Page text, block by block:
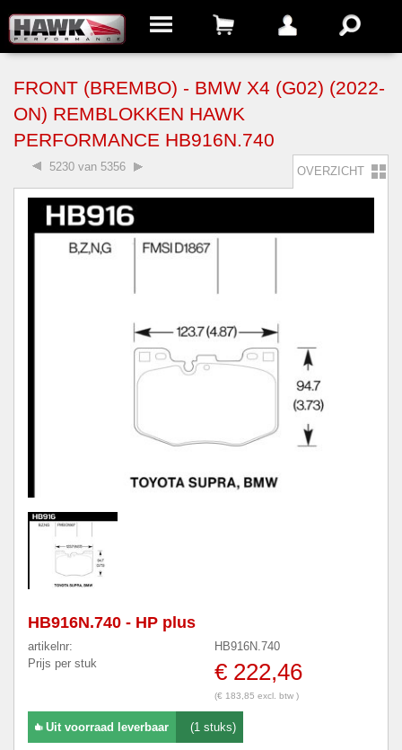
FRONT (BREMBO) - BMW X4 (G02) (2022-
ON) REMBLOKKEN HAWK
PERFORMANCE HB916N.740
5230 van 5356 OVERZICHT
HB916N.740 - HP plus
artikelnr:
HB916N.740
Prijs per stuk
€ 222,46
(€ 183,85 excl. btw )
Uit voorraad leverbaar (1 stuks)